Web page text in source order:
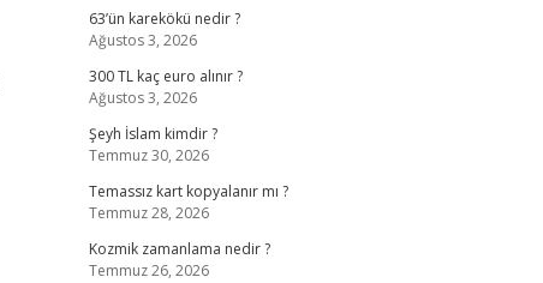
63’ün karekökü nedir ?
Ağustos 3, 2026
300 TL kaç euro alınır ?
Ağustos 3, 2026
Şeyh İslam kimdir ?
Temmuz 30, 2026
Temassız kart kopyalanır mı ?
Temmuz 28, 2026
Kozmik zamanlama nedir ?
Temmuz 26, 2026